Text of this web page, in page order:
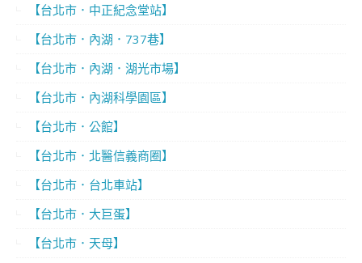
【台北市．中正紀念堂站】
【台北市．內湖．737巷】
【台北市．內湖．湖光市場】
【台北市．內湖科學園區】
【台北市．公館】
【台北市．北醫信義商圈】
【台北市．台北車站】
【台北市．大巨蛋】
【台北市．天母】